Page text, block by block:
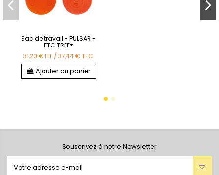
Sac de travail - PULSAR -
FTC TREE®
31,20 €HT /37,44 €TTC
Ajouter au panier
Souscrivez à notre Newsletter